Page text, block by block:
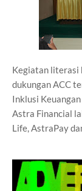
Kegiatan literasi
dukungan ACC
Inklusi
Astra Financial
Life, AstraPay